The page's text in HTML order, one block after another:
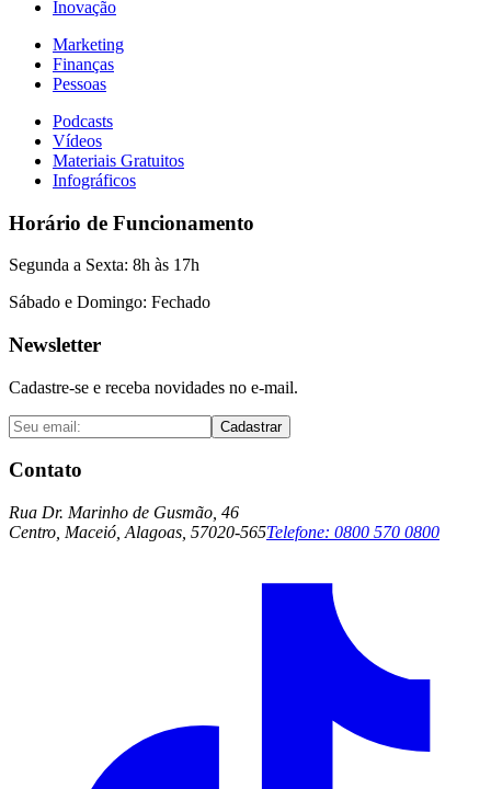
Inovação
Marketing
Finanças
Pessoas
Podcasts
Vídeos
Materiais Gratuitos
Infográficos
Horário de Funcionamento
Segunda a Sexta: 8h às 17h
Sábado e Domingo: Fechado
Newsletter
Cadastre-se e receba novidades no e-mail.
Cadastrar
Contato
Rua Dr. Marinho de Gusmão, 46
Centro, Maceió, Alagoas, 57020-565Telefone: 0800 570 0800